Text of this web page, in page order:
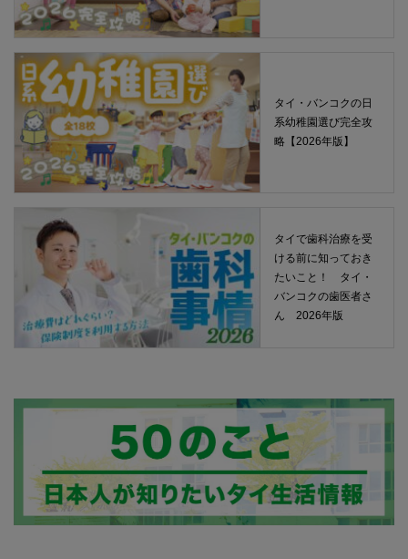
タイ・バンコクの日
系幼稚園選び完全攻
略【2026年版】
タイで歯科治療を受
ける前に知っておき
たいこと！ タイ・
バンコクの歯医者さ
ん 2026年版